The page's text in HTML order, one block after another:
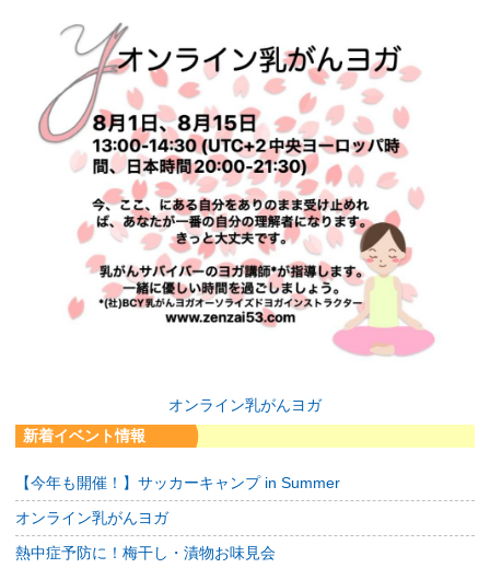
オンライン乳がんヨガ
新着イベント情報
【今年も開催！】サッカーキャンプ in Summer
オンライン乳がんヨガ
熱中症予防に！梅干し・漬物お味見会